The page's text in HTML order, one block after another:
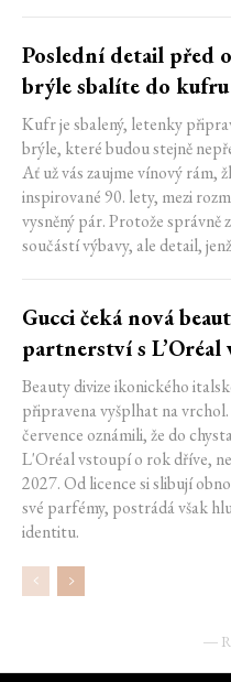
Poslední detail před
brýle sbalíte do kufru
Kufr je sbalený, letenky
brýle, které budou stejně
Ať už vás zaujme vínový rám,
inspirované 90. lety, mezi
vysněný pár. Protože
součástí výbavy, ale detail,
Gucci čeká nová
partnerství s
Beauty divize ikonického
připravena vyšplhat na
července oznámili, že do
L'Oréal vstoupí o rok dříve,
2027. Od licence si slibují
své parfémy, postrádá však
identitu.
―